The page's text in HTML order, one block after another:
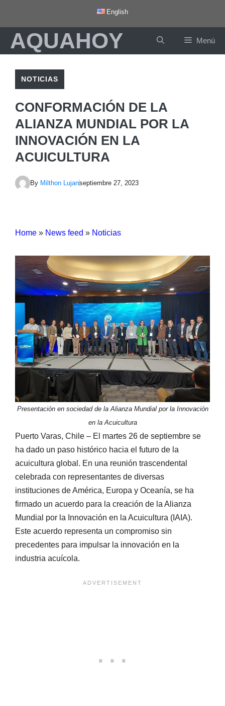
contenido
English
AQUAHOY Menú
NOTICIAS
CONFORMACIÓN DE LA
ALIANZA MUNDIAL POR LA
INNOVACIÓN EN LA
ACUICULTURA
By Milthon Lujanseptiembre 27, 2023
Home » News feed » Noticias
Presentación en sociedad de la Alianza Mundial por la Innovación
en la Acuicultura
Puerto Varas, Chile – El martes 26 de septiembre se
ha dado un paso histórico hacia el futuro de la
acuicultura global. En una reunión trascendental
celebrada con representantes de diversas
instituciones de América, Europa y Oceanía, se ha
firmado un acuerdo para la creación de la Alianza
Mundial por la Innovación en la Acuicultura (IAIA).
Este acuerdo representa un compromiso sin
precedentes para impulsar la innovación en la
industria acuícola.